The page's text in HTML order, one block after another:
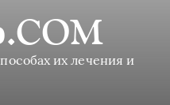
их лечения и